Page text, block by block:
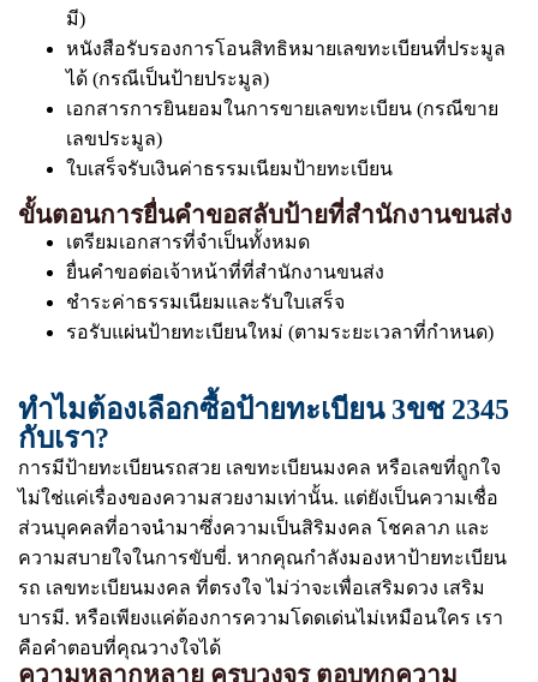
มี)
หนังสือรับรองการโอนสิทธิหมายเลขทะเบียนที่ประมูล
ได้ (กรณีเป็นป้ายประมูล)
เอกสารการยินยอมในการขายเลขทะเบียน (กรณีขาย
เลขประมูล)
ใบเสร็จรับเงินค่าธรรมเนียมป้ายทะเบียน
ขั้นตอนการยื่นคำขอสลับป้ายที่สำนักงานขนส่ง
เตรียมเอกสารที่จำเป็นทั้งหมด
ยื่นคำขอต่อเจ้าหน้าที่ที่สำนักงานขนส่ง
ชำระค่าธรรมเนียมและรับใบเสร็จ
รอรับแผ่นป้ายทะเบียนใหม่ (ตามระยะเวลาที่กำหนด)
ทำไมต้องเลือกซื้อป้ายทะเบียน 3ขช 2345
กับเรา?
การมีป้ายทะเบียนรถสวย เลขทะเบียนมงคล หรือเลขที่ถูกใจ
ไม่ใช่แค่เรื่องของความสวยงามเท่านั้น. แต่ยังเป็นความเชื่อ
ส่วนบุคคลที่อาจนำมาซึ่งความเป็นสิริมงคล โชคลาภ และ
ความสบายใจในการขับขี่. หากคุณกำลังมองหาป้ายทะเบียน
รถ เลขทะเบียนมงคล ที่ตรงใจ ไม่ว่าจะเพื่อเสริมดวง เสริม
บารมี. หรือเพียงแค่ต้องการความโดดเด่นไม่เหมือนใคร เรา
คือคำตอบที่คุณวางใจได้
ความหลากหลาย ครบวงจร ตอบทุกความ